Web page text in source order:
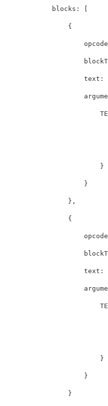
blocks : [
{
opcode
text :
}
}
},
{
opcode
text :
}
}
}